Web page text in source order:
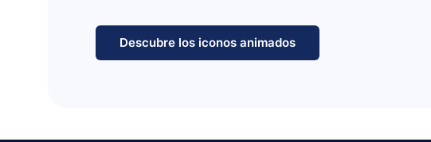
Descubre los iconos animados